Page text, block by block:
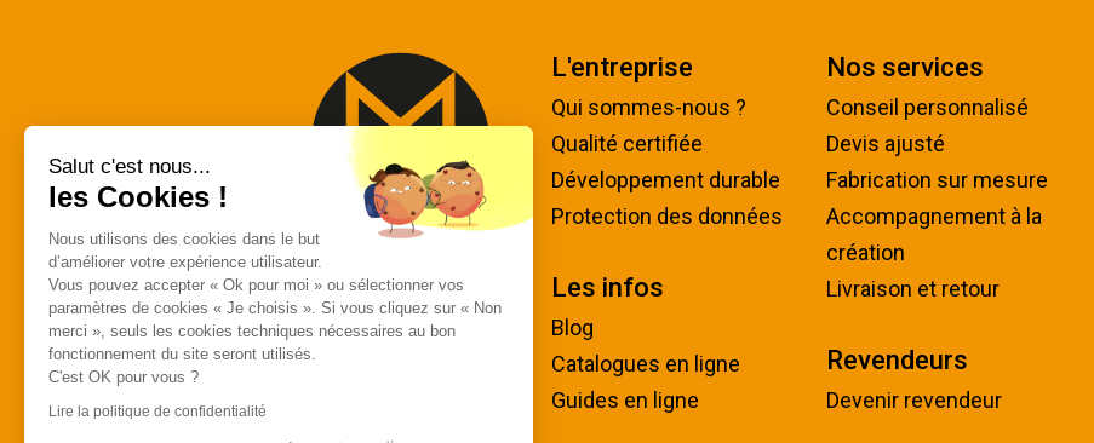
557 Avenue des
L'entreprise
Qui sommes-nous ?
Qualité certifiée
Développement durable
Protection des données
Les infos
Blog
Catalogues en ligne
Guides en ligne
Nos services
Conseil personnalisé
Devis ajusté
Fabrication sur mesure
Accompagnement à la
création
Livraison et retour
Revendeurs
Devenir revendeur
Salut c'est nous...
les Cookies !
Nous utilisons des cookies dans le but
d’améliorer votre expérience utilisateur.
Vous pouvez accepter « Ok pour moi » ou sélectionner vos
paramètres de cookies « Je choisis ». Si vous cliquez sur « Non
merci », seuls les cookies techniques nécessaires au bon
fonctionnement du site seront utilisés.
C'est OK pour vous ?
Lire la politique de confidentialité